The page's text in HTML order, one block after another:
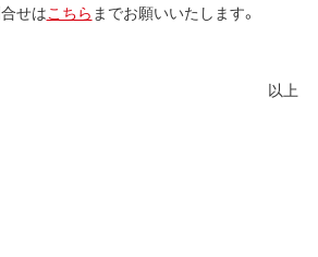
せはこちら までお願いいたします。
以上